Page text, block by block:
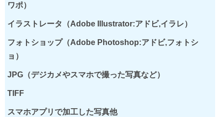
ワポ）
イラストレータ（Adobe Illustrator:アドビ,イラレ）
フォトショップ（Adobe Photoshop:アドビ,フォトシ
ョ）
JPG（デジカメやスマホで撮った写真など）
TIFF
スマホアプリで加工した写真他